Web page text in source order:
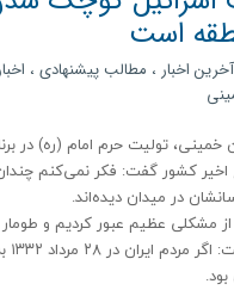
است
آخرین اخبار ، مطالب پیشنهادی ،
تولیت حرم امام (ره) در
اخیر کشور گفت: فکر نمی‌کنم چندان
در میدان دیده‌اند.
از مشکلی عظیم عبور کردیم و